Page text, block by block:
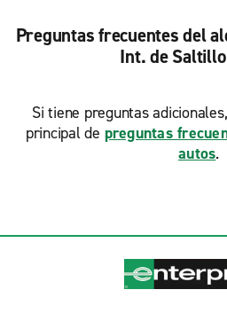
Preguntas frecuentes del
Int. de
Si tiene preguntas
principal de preguntas
autos.